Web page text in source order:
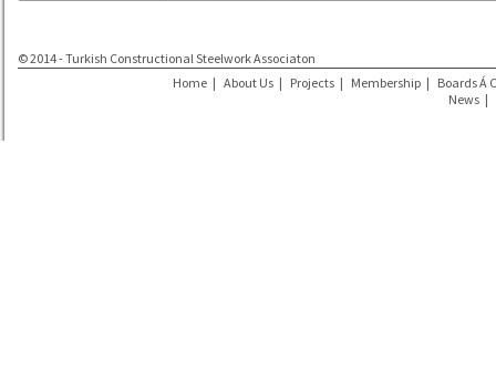
© 2014 - Turkish Constructional Steelwork Associaton
Home | About Us | Projects | Membership | Boards Á
News |